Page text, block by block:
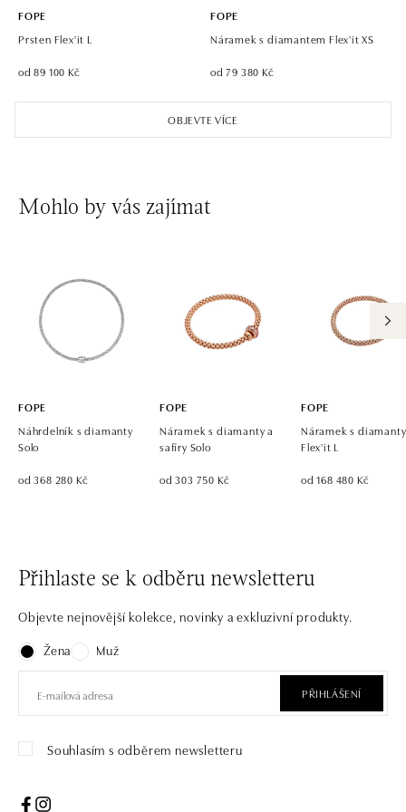
OBJEVTE VÍCE
FOPE
Prsten Flex'it L
od 89 100 Kč
FOPE
Náramek s diamantem Flex'it XS
od 79 380 Kč
Mohlo by vás zajímat
FOPE
Náhrdelník s diamanty
Solo
od 368 280 Kč
FOPE
Náramek s diamanty a
safíry Solo
od 303 750 Kč
FOPE
Náramek s diamanty
Flex'it L
od 168 480 Kč
Přihlaste se k odběru newsletteru
Objevte nejnovější kolekce, novinky a exkluzivní produkty.
Žena
Muž
PŘIHLÁŠENÍ
Souhlasím s odběrem newsletteru